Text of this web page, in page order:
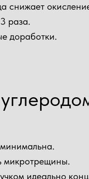
снижает
раза.
доработки.
микротрещины.
идеально